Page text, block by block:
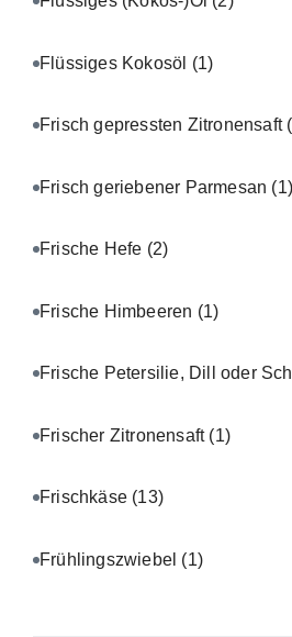
Flüssiges Kokosöl (1)
Frisch gepressten Zitronensaft
Frisch geriebener Parmesan (1)
Frische Hefe (2)
Frische Himbeeren (1)
Frische Petersilie, Dill oder
Frischer Zitronensaft (1)
Frischkäse (13)
Frühlingszwiebel (1)